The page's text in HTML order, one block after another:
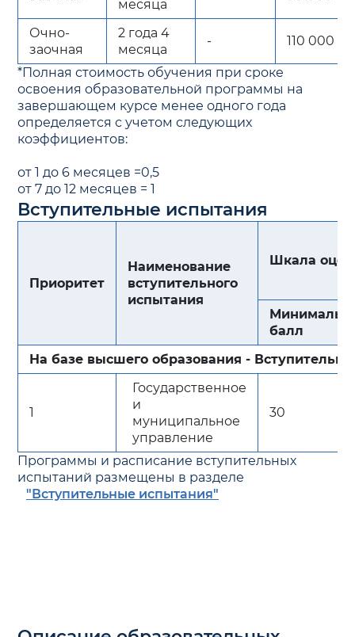
месяца
Очно-
заочная
2 года 4
месяца
- 110 000
*Полная стоимость обучения при сроке
освоения образовательной программы на
завершающем курсе менее одного года
определяется с учетом следующих
коэффициентов:
от 1 до 6 месяцев =0,5
от 7 до 12 месяцев = 1
Вступительные испытания
Приоритет
Наименование
вступительного
испытания
Шкала
балл
На базе высшего образования -
1
Государственное
и
муниципальное
управление
30
Программы и расписание вступительных
испытаний размещены в разделе
"Вступительные испытания"